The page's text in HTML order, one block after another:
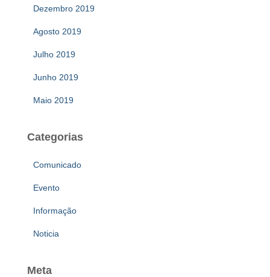
Dezembro 2019
Agosto 2019
Julho 2019
Junho 2019
Maio 2019
Categorias
Comunicado
Evento
Informação
Noticia
Meta